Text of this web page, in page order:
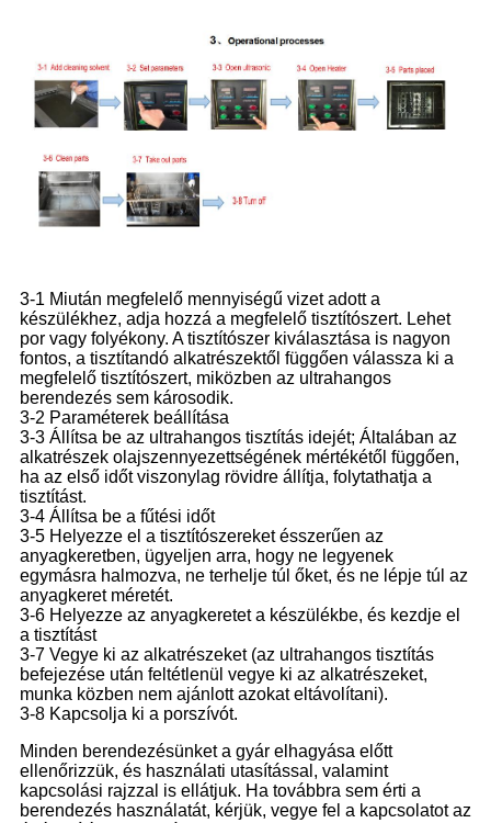
3-1 Miután megfelelő mennyiségű vizet adott a
készülékhez, adja hozzá a megfelelő tisztítószert. Lehet
por vagy folyékony. A tisztítószer kiválasztása is nagyon
fontos, a tisztítandó alkatrészektől függően válassza ki a
megfelelő tisztítószert, miközben az ultrahangos
berendezés sem károsodik.
3-2 Paraméterek beállítása
3-3 Állítsa be az ultrahangos tisztítás idejét; Általában az
alkatrészek olajszennyezettségének mértékétől függően,
ha az első időt viszonylag rövidre állítja, folytathatja a
tisztítást.
3-4 Állítsa be a fűtési időt
3-5 Helyezze el a tisztítószereket ésszerűen az
anyagkeretben, ügyeljen arra, hogy ne legyenek
egymásra halmozva, ne terhelje túl őket, és ne lépje túl az
anyagkeret méretét.
3-6 Helyezze az anyagkeretet a készülékbe, és kezdje el
a tisztítást
3-7 Vegye ki az alkatrészeket (az ultrahangos tisztítás
befejezése után feltétlenül vegye ki az alkatrészeket,
munka közben nem ajánlott azokat eltávolítani).
3-8 Kapcsolja ki a porszívót.
Minden berendezésünket a gyár elhagyása előtt
ellenőrizzük, és használati utasítással, valamint
kapcsolási rajzzal is ellátjuk. Ha továbbra sem érti a
berendezés használatát, kérjük, vegye fel a kapcsolatot az